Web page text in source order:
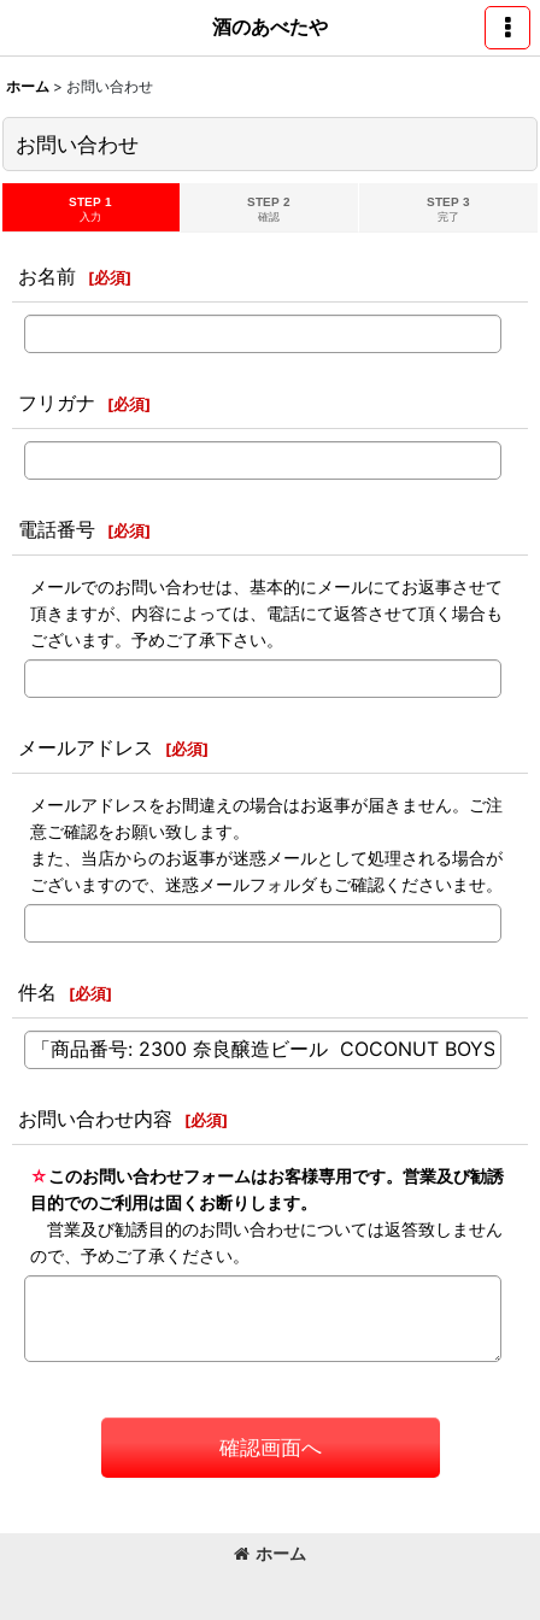
酒のあべたや
ホーム > お問い合わせ
お問い合わせ
STEP 1
入力
STEP 2
確認
STEP 3
完了
お名前 [必須]
フリガナ [必須]
電話番号 [必須]
メールでのお問い合わせは、基本的にメールにてお返事させて
頂きますが、内容によっては、電話にて返答させて頂く場合も
ございます。予めご了承下さい。
メールアドレス [必須]
メールアドレスをお間違えの場合はお返事が届きません。ご注
意ご確認をお願い致します。
また、当店からのお返事が迷惑メールとして処理される場合が
ございますので、迷惑メールフォルダもご確認くださいませ。
件名 [必須]
お問い合わせ内容 [必須]
☆このお問い合わせフォームはお客様専用です。営業及び勧誘
目的でのご利用は固くお断りします。
営業及び勧誘目的のお問い合わせについては返答致しません
ので、予めご了承ください。
確認画面へ
ホーム